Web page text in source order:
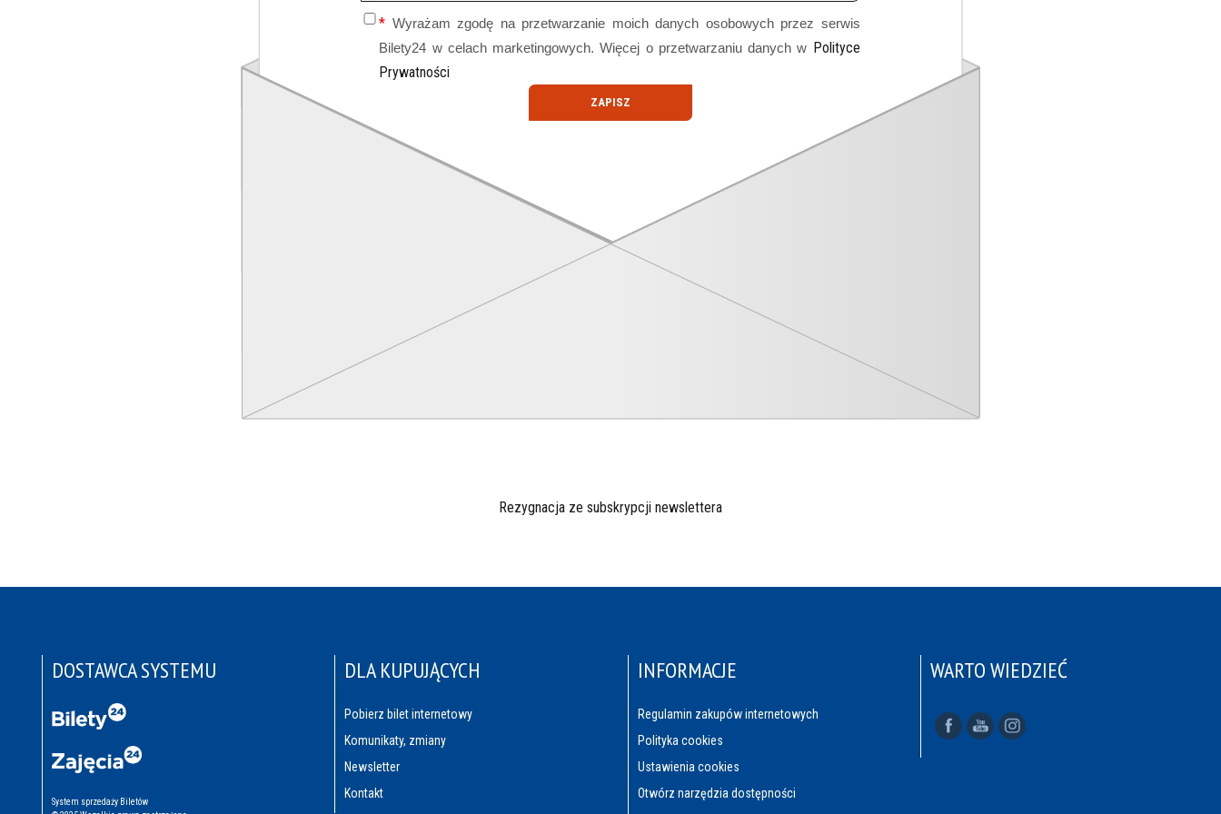
Wyrażam zgodę na przetwarzanie moich danych osobowych przez serwis
Bilety24 w celach marketingowych. Więcej o przetwarzaniu danych w Polityce
Prywatności
Rezygnacja ze subskrypcji newslettera
DOSTAWCA SYSTEMU
System sprzedaży Biletów
DLA KUPUJĄCYCH
Pobierz bilet internetowy
Komunikaty, zmiany
Newsletter
Kontakt
INFORMACJE
Regulamin zakupów internetowych
Polityka cookies
Ustawienia cookies
Otwórz narzędzia dostępności
WARTO WIEDZIEĆ